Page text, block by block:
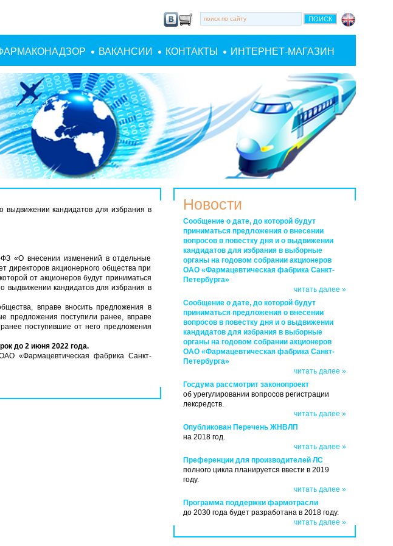
ВАКАНСИИ КОНТАКТЫ ИНТЕРНЕТ-МАГАЗИН
выдвижении кандидатов для избрания в
«О внесении изменений в отдельные
директоров акционерного общества при
от акционеров будут приниматься
выдвижении кандидатов для избрания в
вправе вносить предложения в
предложения поступили ранее, вправе
поступившие от него предложения
до 2 июня 2022 года.
«Фармацевтическая фабрика Санкт-
Новости
Сообщение о дате, до которой будут
приниматься предложения о внесении
вопросов в повестку дня и о выдвижении
кандидатов для избрания в выборные
органы на годовом собрании акционеров
ОАО «Фармацевтическая фабрика Санкт-
Петербурга»
читать далее »
Сообщение о дате, до которой будут
приниматься предложения о внесении
вопросов в повестку дня и о выдвижении
кандидатов для избрания в выборные
органы на годовом собрании акционеров
ОАО «Фармацевтическая фабрика Санкт-
Петербурга»
читать далее »
Госдума рассмотрит законопроект
об урегулировании вопросов регистрации
лексредств.
читать далее »
Опубликован Перечень ЖНВЛП
на 2018 год.
читать далее »
Преференции для производителей ЛС
полного цикла планируется ввести в 2019
году.
читать далее »
Программа поддержки фармотрасли
до 2030 года будет разработана в 2018 году.
читать далее »